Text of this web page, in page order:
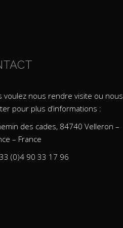
voulez nous rendre visite ou nous
pour plus d’informations :
des cades, 84740 Velleron –
– France
(0)4 90 33 17 96